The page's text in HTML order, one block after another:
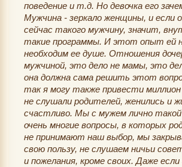
поведение и т.д. Но девочка его
Мужчина - зеркало женщины, и если
сейчас такого мужчину, значит,
такие программы. И этот опыт ей
необходим ее душе. Отношения
мужчиной, это дело не мамы, это
она должна сама решить этот
так я могу также привести миллион
не слушали родителей, женились и
счастливо. Мы с мужем лично
очень многие вопросы, в которых
не принимают наш выбор, мы
свою пользу, не слушаем ничьи
и пожелания, кроме своих. Даже